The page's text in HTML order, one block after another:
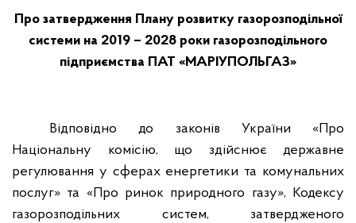
Про затвердження Плану розвитку газорозподільної
системи на 2019 – 2028 роки газорозподільного
підприємства ПАТ «МАРІУПОЛЬГАЗ»
Відповідно до законів України «Про
Національну комісію, що здійснює державне
регулювання у сферах енергетики та комунальних
послуг» та «Про ринок природного газу», Кодексу
газорозподільних систем, затвердженого